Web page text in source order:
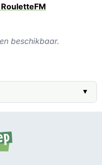
beschikbaar.
▼